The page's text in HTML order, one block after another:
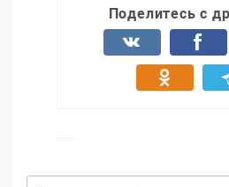
Поделитесь с